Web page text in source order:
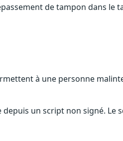
de tampon dans le
à une personne
un script non signé. Le